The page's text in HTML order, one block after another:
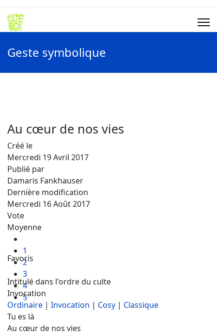
Geste symbolique
Au cœur de nos vies
Créé le
Mercredi 19 Avril 2017
Publié par
Damaris Fankhauser
Dernière modification
Mercredi 16 Août 2017
Vote
Moyenne
1
2
3
4
5
Favoris
Intitulé dans l'ordre du culte
Invocation
Ordinaire | Invocation | Cosy | Classique
Tu es là
Au cœur de nos vies